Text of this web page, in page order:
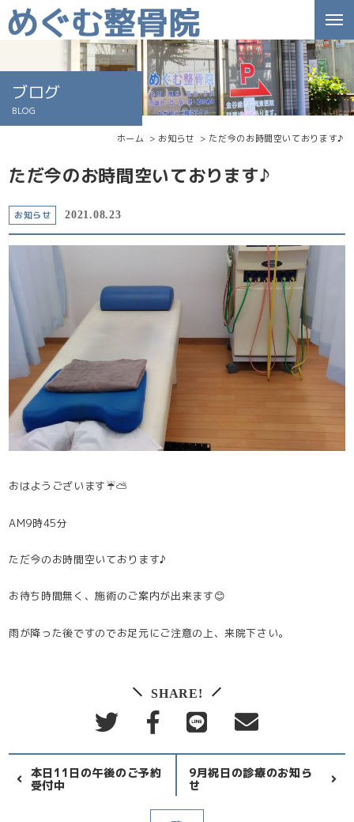
ブログ
BLOG
ホーム お知らせ ただ今のお時間空いております♪
ただ今のお時間空いております♪
お知らせ 2021.08.23
おはようございます☔⛅
AM9時45分
ただ今のお時間空いております♪
お待ち時間無く、施術のご案内が出来ます😊
雨が降った後ですのでお足元にご注意の上、来院下さい。
SHARE!
本日11日の午後のご予約
受付中
9月祝日の診療のお知ら
せ